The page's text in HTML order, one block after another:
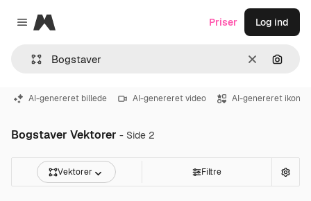
Close menu
Magnific
Klar Søg
Priser Log ind
AI-genereret billede AI-genereret video AI-genereret ikon
Bogstaver Vektorer - Side 2
Vektorer Filtre